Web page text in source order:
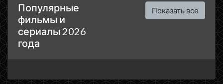
Популярные
фильмы и
сериалы 2026
года
Показать все